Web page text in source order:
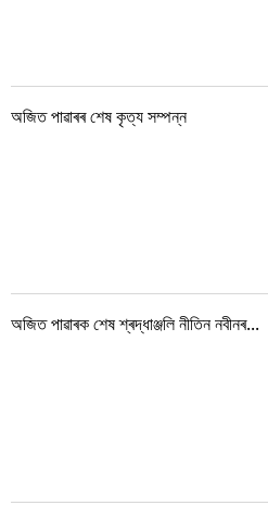
অজিত পাৱাৰৰ শেষ কৃত্য সম্পন্ন
অজিত পাৱাৰক শেষ শ্ৰদ্ধাঞ্জলি নীতিন নবীনৰ...